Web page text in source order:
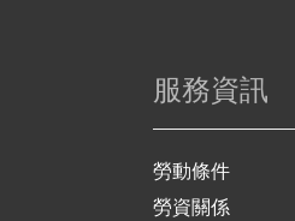
服務資訊
勞動條件
勞資關係